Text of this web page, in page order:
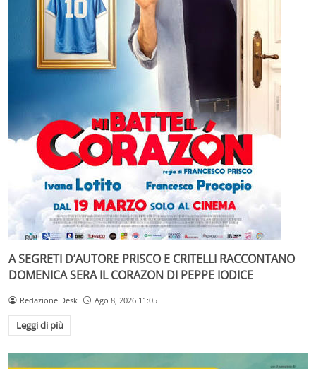
A SEGRETI D’AUTORE PRISCO E CRITELLI RACCONTANO
DOMENICA SERA IL CORAZON DI PEPPE IODICE
Redazione Desk Ago 8, 2026 11:05
Leggi di più